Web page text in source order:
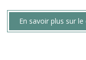
En savoir plus sur